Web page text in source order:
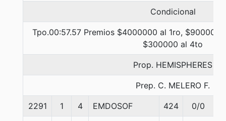
Condicional
Tpo.00:57.57 Premios $4000000 al 1ro, $900000
$300000 al 4to
Prop. HEMISPHERES
Prep. C. MELERO F.
2291 1 4 EMDOSOF 424 0/0